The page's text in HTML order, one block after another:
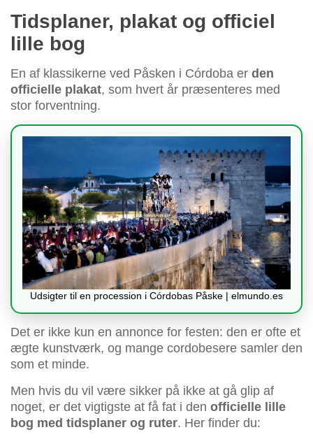
Tidsplaner, plakat og officiel
lille bog
En af klassikerne ved Påsken i Córdoba er den
officielle plakat, som hvert år præsenteres med
stor forventning.
Udsigter til en procession i Córdobas Påske | elmundo.es
Det er ikke kun en annonce for festen: den er ofte et
ægte kunstværk, og mange cordobesere samler den
som et minde.
Men hvis du vil være sikker på ikke at gå glip af
noget, er det vigtigste at få fat i den officielle lille
bog med tidsplaner og ruter. Her finder du: